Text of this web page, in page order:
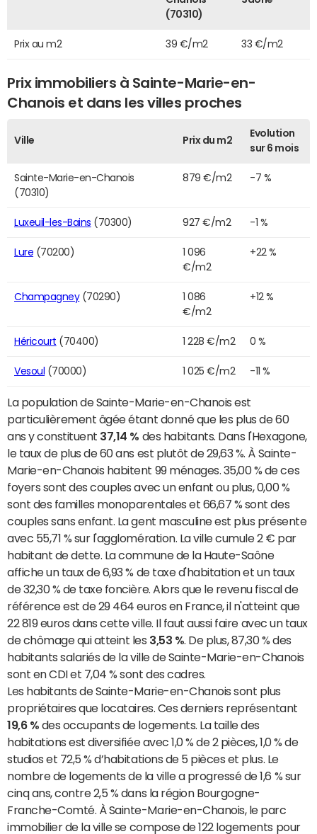
(70310)
Prix au m2 39 €/m2 33 €/m2
Prix immobiliers à Sainte-Marie-en-
Chanois et dans les villes proches
Ville Prix du m2
Evolution
sur 6 mois
Sainte-Marie-en-Chanois
(70310)
879 €/m2 -7 %
Luxeuil-les-Bains (70300) 927 €/m2 -1 %
Lure (70200)
1 096
€/m2
+22 %
Champagney(70290)
1 086
€/m2
+12 %
Héricourt (70400) 1 228 €/m2 0 %
Vesoul (70000) 1 025 €/m2 -11 %
La population de Sainte-Marie-en-Chanois est
particulièrement âgée étant donné que les plus de 60
ans y constituent 37,14 % des habitants. Dans l'Hexagone,
le taux de plus de 60 ans est plutôt de 29,63 %. À Sainte-
Marie-en-Chanois habitent 99 ménages. 35,00 % de ces
foyers sont des couples avec un enfant ou plus, 0,00 %
sont des familles monoparentales et 66,67 % sont des
couples sans enfant. La gent masculine est plus présente
avec 55,71 % sur l'agglomération. La ville cumule 2 € par
habitant de dette. La commune de la Haute-Saône
affiche un taux de 6,93 % de taxe d'habitation et un taux
de 32,30 % de taxe foncière. Alors que le revenu fiscal de
référence est de 29 464 euros en France, il n'atteint que
22 819 euros dans cette ville. Il faut aussi faire avec un taux
de chômage qui atteint les 3,53 % . De plus, 87,30 % des
habitants salariés de la ville de Sainte-Marie-en-Chanois
sont en CDI et 7,04 % sont des cadres.
Les habitants de Sainte-Marie-en-Chanois sont plus
propriétaires que locataires. Ces derniers représentant
19,6 % des occupants de logements. La taille des
habitations est diversifiée avec 1,0 % de 2 pièces, 1,0 % de
studios et 72,5 % d’habitations de 5 pièces et plus. Le
nombre de logements de la ville a progressé de 1,6 % sur
cinq ans, contre 2,5 % dans la région Bourgogne-
Franche-Comté. À Sainte-Marie-en-Chanois, le parc
immobilier de la ville se compose de 122 logements pour